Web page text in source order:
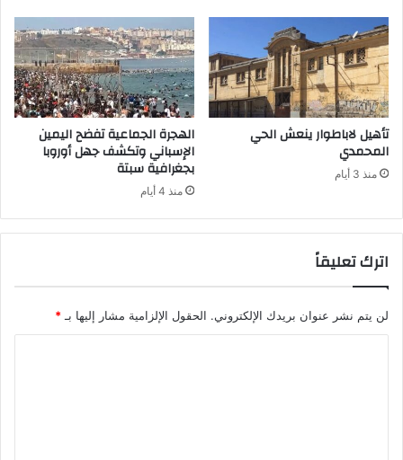
تأهيل لاباطوار ينعش الحي
المحمدي
منذ 3 أيام
الهجرة الجماعية تفضح اليمين
الإسباني وتكشف جهل أوروبا
بجغرافية سبتة
منذ 4 أيام
اترك تعليقاً
لن يتم نشر عنوان بريدك الإلكتروني. الحقول الإلزامية مشار إليها بـ*